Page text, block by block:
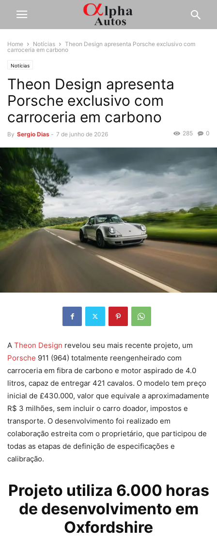
Home Notícias
Theon Design apresenta Porsche exclusivo com
carroceria em carbono
Notícias
Theon Design apresenta
Porsche exclusivo com
carroceria em carbono
By Sergio Dias - 7 de junho de 2026 0
285
A Theon Design revelou seu mais recente projeto, um
Porsche 911 (964) totalmente reengenheirado com
carroceria em fibra de carbono e motor aspirado de 4.0
litros, capaz de entregar 421 cavalos. O modelo tem preço
inicial de £430.000, valor que equivale a aproximadamente
R$ 3 milhões, sem incluir o carro doador, impostos e
transporte. O desenvolvimento foi realizado em
colaboração estreita com o proprietário, que participou de
todas as etapas de definição de especificações e
calibração.
Projeto utiliza 6.000 horas
de desenvolvimento em
Oxfordshire